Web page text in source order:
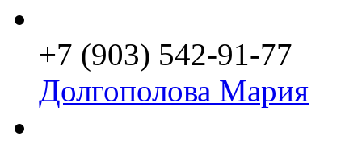
+7 (903) 542-91-77
Долгополова Мария